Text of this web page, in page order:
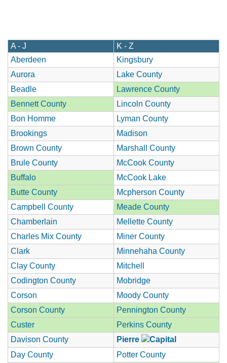
A - J
K - Z
Aberdeen
Kingsbury
Aurora
Lake County
Beadle
Lawrence County
Bennett County
Lincoln County
Bon Homme
Lyman County
Brookings
Madison
Brown County
Marshall County
Brule County
McCook County
Buffalo
McCook Lake
Butte County
Mcpherson County
Campbell County
Meade County
Chamberlain
Mellette County
Charles Mix County
Miner County
Clark
Minnehaha County
Clay County
Mitchell
Codington County
Mobridge
Corson
Moody County
Corson County
Pennington County
Custer
Perkins County
Davison County
Pierre
Day County
Potter County